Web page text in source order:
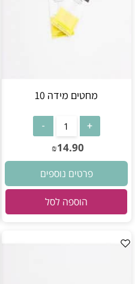
מחטים מידה 10
₪14.90
פרטים נוספים
הוספה לסל